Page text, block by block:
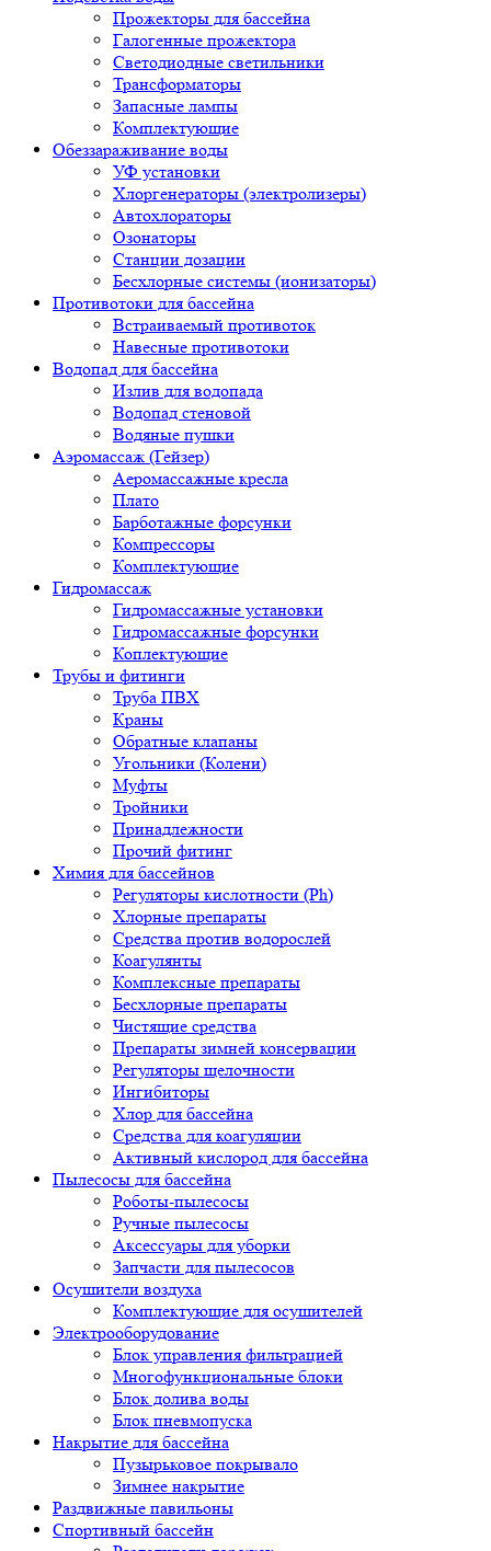
Прожекторы для бассейна
Галогенные прожектора
Светодиодные светильники
Трансформаторы
Запасные лампы
Комплектующие
Обеззараживание воды
УФ установки
Хлоргенераторы (электролизеры)
Автохлораторы
Озонаторы
Станции дозации
Бесхлорные системы (ионизаторы)
Противотоки для бассейна
Встраиваемый противоток
Навесные противотоки
Водопад для бассейна
Излив для водопада
Водопад стеновой
Водяные пушки
Аэромассаж (Гейзер)
Аеромассажные кресла
Плато
Барботажные форсунки
Компрессоры
Комплектующие
Гидромассаж
Гидромассажные установки
Гидромассажные форсунки
Коплектующие
Трубы и фитинги
Труба ПВХ
Краны
Обратные клапаны
Угольники (Колени)
Муфты
Тройники
Принадлежности
Прочий фитинг
Химия для бассейнов
Регуляторы кислотности (Ph)
Хлорные препараты
Средства против водорослей
Коагулянты
Комплексные препараты
Бесхлорные препараты
Чистящие средства
Препараты зимней консервации
Регуляторы щелочности
Ингибиторы
Хлор для бассейна
Средства для коагуляции
Активный кислород для бассейна
Пылесосы для бассейна
Роботы-пылесосы
Ручные пылесосы
Аксессуары для уборки
Запчасти для пылесосов
Осушители воздуха
Комплектующие для осушителей
Электрооборудование
Блок управления фильтрацией
Многофункциональные блоки
Блок долива воды
Блок пневмопуска
Накрытие для бассейна
Пузырьковое покрывало
Зимнее накрытие
Раздвижные павильоны
Спортивный бассейн